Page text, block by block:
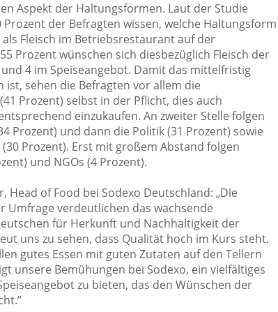
Aspekt der Haltungsformen. Laut der Studie
der Befragten wissen, welche Haltungsform
Fleisch im Betriebsrestaurant auf der
Prozent wünschen sich diesbezüglich Fleisch der
4 im Speiseangebot. Damit das mittelfristig
sehen die Befragten vor allem die
Prozent) selbst in der Pflicht, dies auch
einzukaufen. An zweiter Stelle folgen
Prozent) und dann die Politik (31 Prozent) sowie
Prozent). Erst mit großem Abstand folgen
und NGOs (4 Prozent).
Head of Food bei Sodexo Deutschland: „Die
Umfrage verdeutlichen das wachsende
für Herkunft und Nachhaltigkeit der
uns zu sehen, dass Qualität hoch im Kurs steht.
gutes Essen mit guten Zutaten auf den Tellern
unsere Bemühungen bei Sodexo, ein vielfältiges
zu bieten, das den Wünschen der